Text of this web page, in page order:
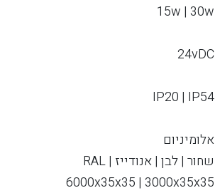
15w | 30w
24vDC
IP20 | IP54
אלומיניום
שחור | לבן | אנודייז | RAL
6000x35x35 | 3000x35x35